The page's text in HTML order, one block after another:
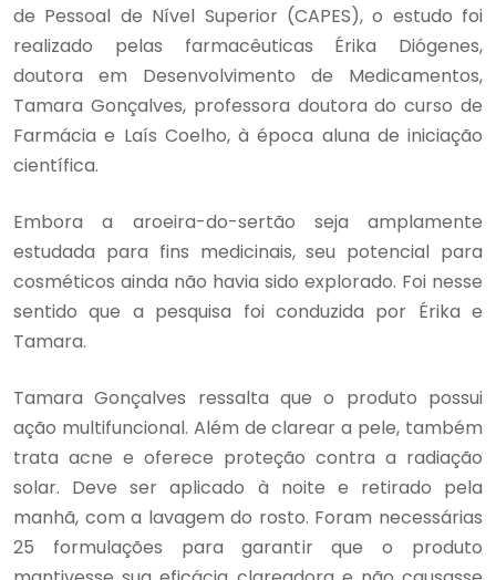
de Pessoal de Nível Superior (CAPES), o estudo foi
realizado pelas farmacêuticas Érika Diógenes,
doutora em Desenvolvimento de Medicamentos,
Tamara Gonçalves, professora doutora do curso de
Farmácia e Laís Coelho, à época aluna de iniciação
científica.
Embora a aroeira-do-sertão seja amplamente
estudada para fins medicinais, seu potencial para
cosméticos ainda não havia sido explorado. Foi nesse
sentido que a pesquisa foi conduzida por Érika e
Tamara.
Tamara Gonçalves ressalta que o produto possui
ação multifuncional. Além de clarear a pele, também
trata acne e oferece proteção contra a radiação
solar. Deve ser aplicado à noite e retirado pela
manhã, com a lavagem do rosto. Foram necessárias
25 formulações para garantir que o produto